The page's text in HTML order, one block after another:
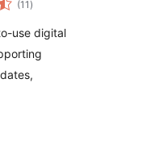
(11মুঠ)
use digital